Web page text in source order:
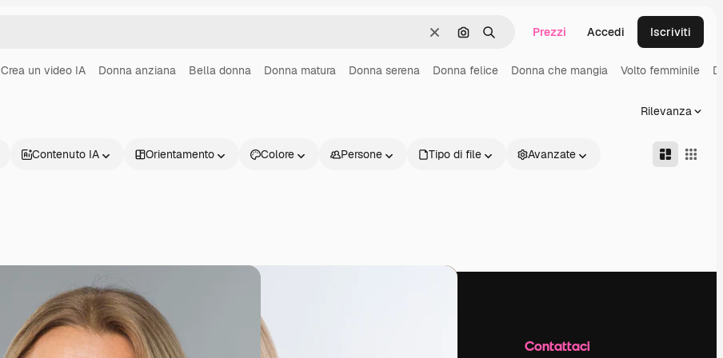
CancellaCerca per immagine
Ricerca Prezzi Accedi Iscriviti
Crea un video IA Donna anziana Bella donna Donna matura Donna serena Donna felice Donna che mangia Volto femminile
Rilevanza
Contenuto IA Orientamento Colore Persone Tipo di file Avanzate
Prodotti Inizia Contattaci